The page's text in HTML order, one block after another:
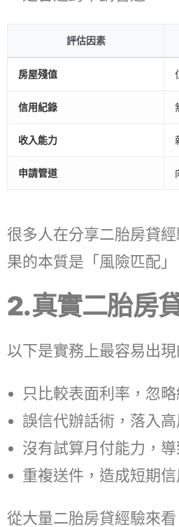
評估因素
房屋殘值
信用紀錄
收入能力
申請管道
很多人在分享二胎房貸
果的本質是「風險匹配」
2.真實二胎房
以下是實務上最容易出現
只比較表面利率，忽
誤信代辦話術，落入
沒有試算月付能力，
重複送件，造成短期
從大量二胎房貸經驗來